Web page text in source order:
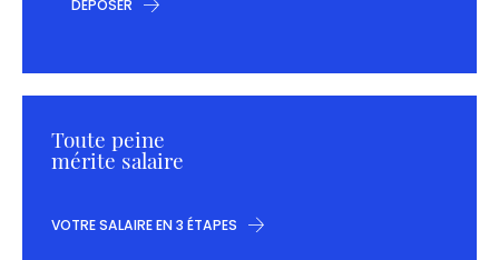
DÉPOSER
Toute peine
mérite salaire
VOTRE SALAIRE EN 3 ÉTAPES